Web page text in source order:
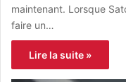
maintenant. Lorsque
faire un…
Lire la suite »